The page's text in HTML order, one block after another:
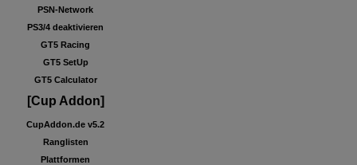
PSN-Network
PS3/4 deaktivieren
GT5 Racing
GT5 SetUp
GT5 Calculator
[Cup Addon]
CupAddon.de v5.2
Ranglisten
Plattformen